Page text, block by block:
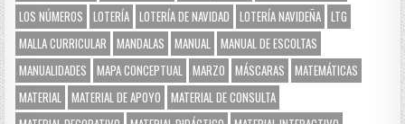
LOS NÚMEROS
LOTERÍA LOTERÍA DE NAVIDAD LOTERÍA NAVIDEÑA LTG
MALLA CURRICULAR
MANDALAS MANUAL MANUAL DE ESCOLTAS
MANUALIDADES
MAPA CONCEPTUAL MARZO MÁSCARAS
MATEMÁTICAS
MATERIAL MATERIAL DE APOYO
MATERIAL DE CONSULTA